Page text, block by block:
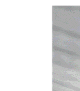
Movilidad